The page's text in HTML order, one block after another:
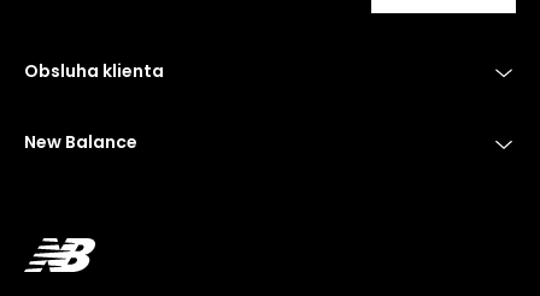
Obsluha klienta
New Balance